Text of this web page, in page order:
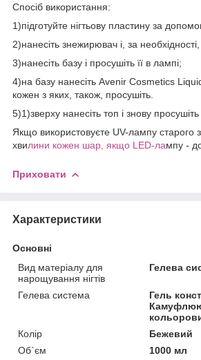
Спосіб використання:
1)підготуйте нігтьову пластину за
2)нанесіть знежирювач і, за
3)нанесіть базу і просушіть її в лампі;
4)на базу нанесіть Avenir Cosmetics
кожен з яких, також, просушіть.
5)1)зверху нанесіть топ і знову просушіть
Якщо використовуєте UV-лампу старого
хвилини кожен шар, якщо LED-лампу -
Приховати
Характеристики
Основні
Вид матеріалу для
нарощування нігтів
Гелева
Гелева система
Гель
Колір
Бежевий
Об`єм
1000 мл